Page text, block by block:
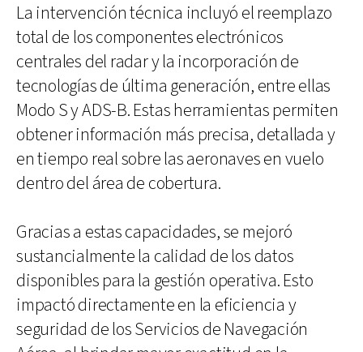
La intervención técnica incluyó el reemplazo
total de los componentes electrónicos
centrales del radar y la incorporación de
tecnologías de última generación, entre ellas
Modo S y ADS-B. Estas herramientas permiten
obtener información más precisa, detallada y
en tiempo real sobre las aeronaves en vuelo
dentro del área de cobertura.
Gracias a estas capacidades, se mejoró
sustancialmente la calidad de los datos
disponibles para la gestión operativa. Esto
impactó directamente en la eficiencia y
seguridad de los Servicios de Navegación